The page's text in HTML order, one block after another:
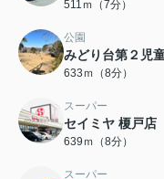
511ｍ（7分）
公園
みどり台第２児
633ｍ（8分）
スーパー
セイミヤ 榎戸店
639ｍ（8分）
スーパー